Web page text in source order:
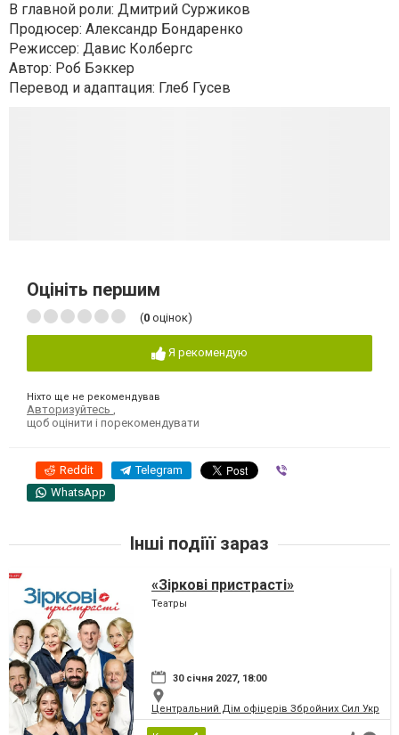
В главной роли: Дмитрий Суржиков
Продюсер: Александр Бондаренко
Режиссер: Давис Колбергс
Автор: Роб Бэккер
Перевод и адаптация: Глеб Гусев
Оцініть першим
(0 оцінок)
Я рекомендую
Ніхто ще не рекомендував
Авторизуйтесь
щоб оцінити і порекомендувати
Reddit Telegram
WhatsApp
Інші подіїї зараз
«Зіркові пристрасті»
Театры
30 січня 2027, 18:00
Центральний Дім офіцерів Збройних Сил